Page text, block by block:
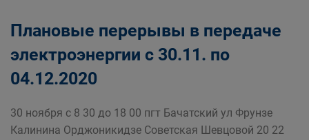
Плановые перерывы в передаче
электроэнергии с 30.11. по
04.12.2020
30 ноября с 8 30 до 18 00 пгт Бачатский ул Фрунзе
Калинина Орджоникидзе Советская Шевцовой 20 22